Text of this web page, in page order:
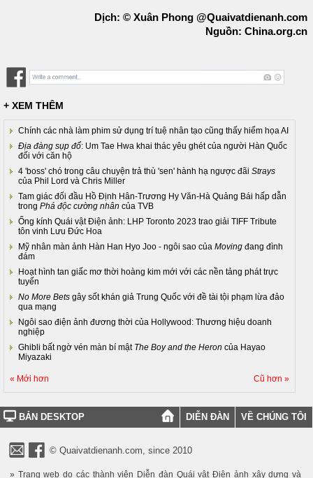
Dịch: © Xuân Phong @Quaivatdienanh.com
Nguồn: China.org.cn
+ XEM THÊM
Chính các nhà làm phim sử dụng trí tuệ nhân tạo cũng thấy hiểm họa AI
Địa đàng sụp đổ: Um Tae Hwa khai thác yêu ghét của người Hàn Quốc
đối với căn hộ
4 'boss' chó trong câu chuyện trả thù 'sen' hành hạ ngược đãi Strays
của Phil Lord và Chris Miller
Tam giác đối đầu Hồ Định Hân-Trương Hy Văn-Hà Quảng Bái hấp dẫn
trong Phá độc cường nhân của TVB
Ống kính Quái vật Điện ảnh: LHP Toronto 2023 trao giải TIFF Tribute
tôn vinh Lưu Đức Hoa
Mỹ nhân màn ảnh Hàn Han Hyo Joo - ngôi sao của Moving đang đình
đám
Hoạt hình tan giấc mơ thời hoàng kim mới với các nền tảng phát trực
tuyến
No More Bets gây sốt khán giả Trung Quốc với đề tài tội phạm lừa đảo
qua mạng
Ngôi sao điện ảnh đương thời của Hollywood: Thương hiệu doanh
nghiệp
Ghibli bất ngờ vén màn bí mật The Boy and the Heron của Hayao
Miyazaki
« Mới hơn Cũ hơn »
BẢN DESKTOP DIỄN ĐÀN VỀ CHÚNG TÔI
© Quaivatdienanh.com, since 2010
» Trang web do các thành viên Diễn đàn Quái vật Điện ảnh xây dựng và